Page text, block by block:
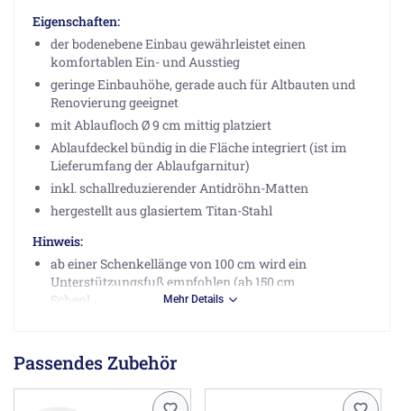
Eigenschaften:
der bodenebene Einbau gewährleistet einen
komfortablen Ein- und Ausstieg
geringe Einbauhöhe, gerade auch für Altbauten und
Renovierung geeignet
mit Ablaufloch Ø 9 cm mittig platziert
Ablaufdeckel bündig in die Fläche integriert (ist im
Lieferumfang der Ablaufgarnitur)
inkl. schallreduzierender Antidröhn-Matten
hergestellt aus glasiertem Titan-Stahl
Hinweis:
ab einer Schenkellänge von 100 cm wird ein
Unterstützungsfuß empfohlen (ab 150 cm
Schenkellänge werden 2 Füße empfohlen)
Bette GmbH & Co. KG, Heinrich-Bette-Str. 1, 33129 Delbrück
Mehr Details
Passendes Zubehör